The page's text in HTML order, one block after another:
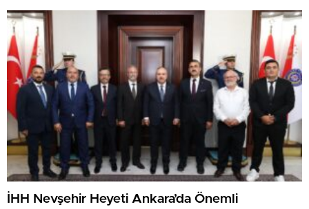
İHH Nevşehir Heyeti Ankara’da Önemli